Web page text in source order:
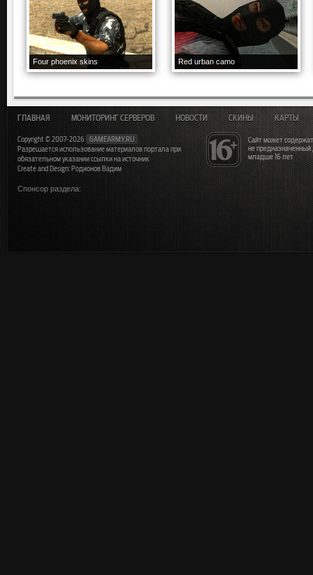
Four phoenix skins Red urban camo
Сайт может
не
младше 16 лет
ГЛАВНАЯ МОНИТОРИНГ СЕРВЕРОВ НОВОСТИ СКИНЫ КАРТЫ
Copyright © 2007-2026
GAMEARMY.RU
Разрешается использование материалов портала при
обязательном указании ссылки на источник
Create and Design: Родионов Вадим
Спонсор раздела: